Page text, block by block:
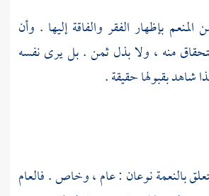
المنعم بإظهار الفقر والفاقة إليها . وأن
منه ، ولا بذل ثمن . بل يرى نفسه
شاهد بقبولها حقيقة .
بالنعمة نوعان : عام ، وخاص . فالعام